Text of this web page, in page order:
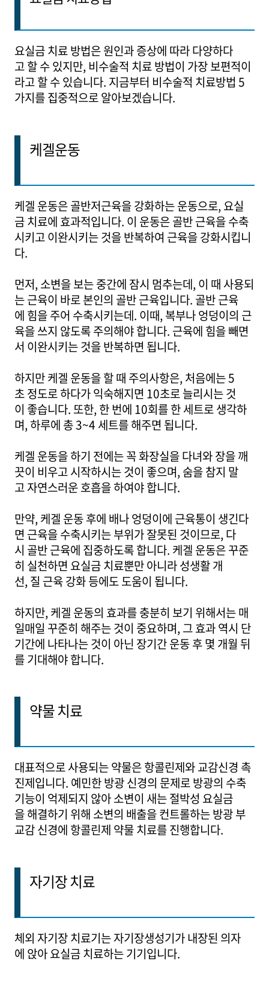
요실금 치료 방법은 원인과 증상에 따라 다양하다
고 할 수 있지만, 비수술적 치료 방법이 가장 보편적이
라고 할 수 있습니다. 지금부터 비수술적 치료방법 5
가지를 집중적으로 알아보겠습니다.
케겔운동
케겔 운동은 골반저근육을 강화하는 운동으로, 요실
금 치료에 효과적입니다. 이 운동은 골반 근육을 수축
시키고 이완시키는 것을 반복하여 근육을 강화시킵니
다.
먼저, 소변을 보는 중간에 잠시 멈추는데, 이 때 사용되
는 근육이 바로 본인의 골반 근육입니다. 골반 근육
에 힘을 주어 수축시키는데. 이때, 복부나 엉덩이의 근
육을 쓰지 않도록 주의해야 합니다. 근육에 힘을 빼면
서 이완시키는 것을 반복하면 됩니다.
하지만 케겔 운동을 할 때 주의사항은, 처음에는 5
초 정도로 하다가 익숙해지면 10초로 늘리시는 것
이 좋습니다. 또한, 한 번에 10회를 한 세트로 생각하
며, 하루에 총 3~4 세트를 해주면 됩니다.
케겔 운동을 하기 전에는 꼭 화장실을 다녀와 장을 깨
끗이 비우고 시작하시는 것이 좋으며, 숨을 참지 말
고 자연스러운 호흡을 하여야 합니다.
만약, 케겔 운동 후에 배나 엉덩이에 근육통이 생긴다
면 근육을 수축시키는 부위가 잘못된 것이므로, 다
시 골반 근육에 집중하도록 합니다. 케겔 운동은 꾸준
히 실천하면 요실금 치료뿐만 아니라 성생활 개
선, 질 근육 강화 등에도 도움이 됩니다.
하지만, 케겔 운동의 효과를 충분히 보기 위해서는 매
일매일 꾸준히 해주는 것이 중요하며, 그 효과 역시 단
기간에 나타나는 것이 아닌 장기간 운동 후 몇 개월 뒤
를 기대해야 합니다.
약물 치료
대표적으로 사용되는 약물은 항콜린제와 교감신경 촉
진제입니다. 예민한 방광 신경의 문제로 방광의 수축
기능이 억제되지 않아 소변이 새는 절박성 요실금
을 해결하기 위해 소변의 배출을 컨트롤하는 방광 부
교감 신경에 항콜린제 약물 치료를 진행합니다.
자기장 치료
체외 자기장 치료기는 자기장생성기가 내장된 의자
에 앉아 요실금 치료하는 기기입니다.